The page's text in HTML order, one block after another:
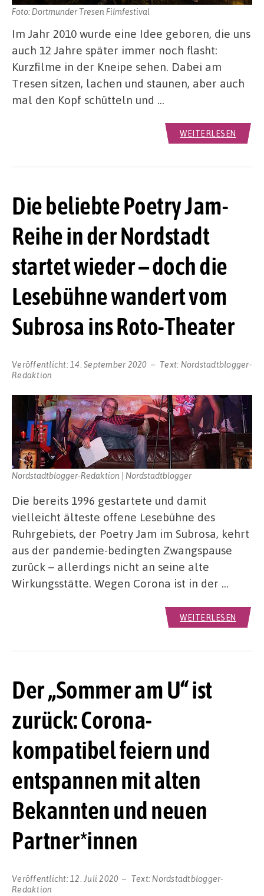
Foto: Dortmunder Tresen Filmfestival
Im Jahr 2010 wurde eine Idee geboren, die uns
auch 12 Jahre später immer noch flasht:
Kurzfilme in der Kneipe sehen. Dabei am
Tresen sitzen, lachen und staunen, aber auch
mal den Kopf schütteln und …
WEITERLESEN
Die beliebte Poetry Jam-
Reihe in der Nordstadt
startet wieder – doch die
Lesebühne wandert vom
Subrosa ins Roto-Theater
Veröffentlicht: 14. September 2020 Text: Nordstadtblogger-
Redaktion
Nordstadtblogger-Redaktion | Nordstadtblogger
Die bereits 1996 gestartete und damit
vielleicht älteste offene Lesebühne des
Ruhrgebiets, der Poetry Jam im Subrosa, kehrt
aus der pandemie-bedingten Zwangspause
zurück – allerdings nicht an seine alte
Wirkungsstätte. Wegen Corona ist in der …
WEITERLESEN
Der „Sommer am U“ ist
zurück: Corona-
kompatibel feiern und
entspannen mit alten
Bekannten und neuen
Partner*innen
Veröffentlicht: 12. Juli 2020 Text: Nordstadtblogger-
Redaktion